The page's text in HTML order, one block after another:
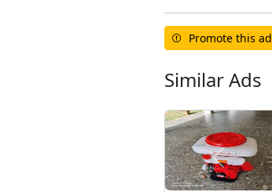
Promote this ad
Similar Ads